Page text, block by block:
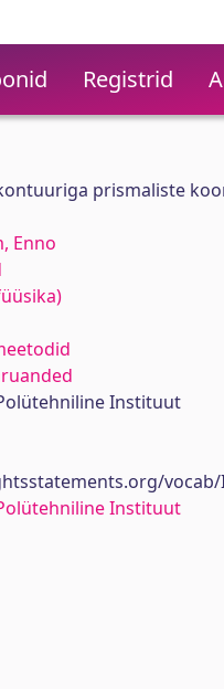
Registrid
prismaliste
Enno
Instituut
vocab/
Instituut